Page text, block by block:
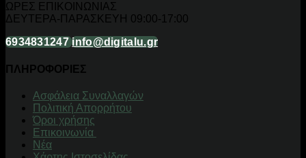
ΩΡΕΣ ΕΠΙΚΟΙΝΩΝΙΑΣ
ΔΕΥΤΕΡΑ-ΠΑΡΑΣΚΕΥΗ 09:00-17:00
6934831247 info@digitalu.gr
ΠΛΗΡΟΦΟΡΙΕΣ
Aσφάλεια Συναλλαγών
Πολιτική Απορρήτου
Όροι χρήσης
Επικοινωνία
Νέα